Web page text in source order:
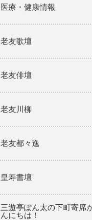
医療・健康情報
老友歌壇
老友俳壇
老友川柳
老友都々逸
皇寿書壇
三遊亭ぽん太の下町寄席
んにちは！